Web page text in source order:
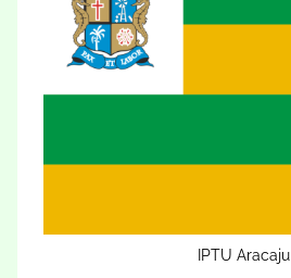
IPTU Aracaju